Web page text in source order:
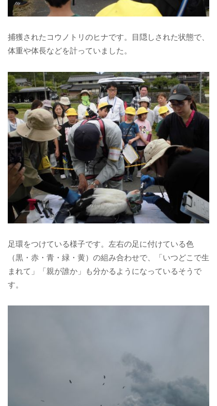
捕獲されたコウノトリのヒナです。目隠しされた状態で、
体重や体長などを計っていました。
足環をつけている様子です。左右の足に付けている色
（黒・赤・青・緑・黄）の組み合わせで、「いつどこで生
まれて」「親が誰か」も分かるようになっているそうで
す。